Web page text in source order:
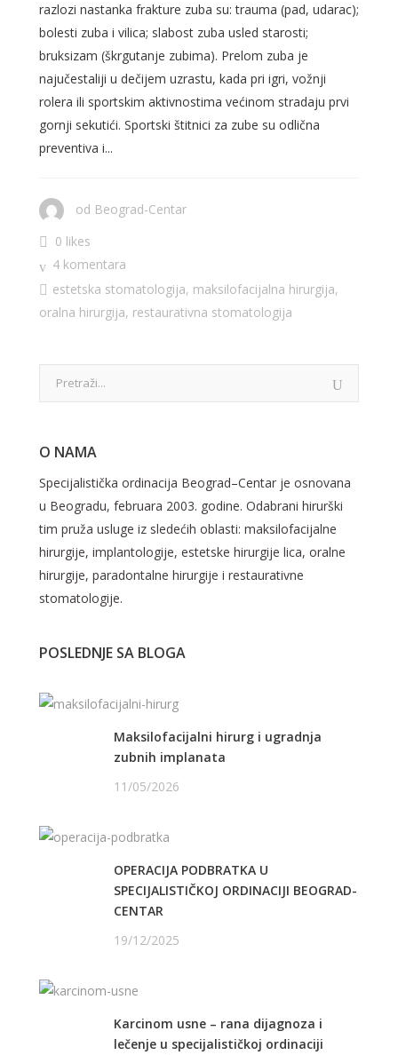
razlozi nastanka frakture zuba su: trauma (pad, udarac);
bolesti zuba i vilica; slabost zuba usled starosti;
bruksizam (škrgutanje zubima). Prelom zuba je
najučestaliji u dečijem uzrastu, kada pri igri, vožnji
rolera ili sportskim aktivnostima većinom stradaju prvi
gornji sekutići. Sportski štitnici za zube su odlična
preventiva i...
od Beograd-Centar
0 likes
4 komentara
estetska stomatologija, maksilofacijalna hirurgija,
oralna hirurgija, restaurativna stomatologija
O NAMA
Specijalistička ordinacija Beograd–Centar je osnovana
u Beogradu, februara 2003. godine. Odabrani hirurški
tim pruža usluge iz sledećih oblasti: maksilofacijalne
hirurgije, implantologije, estetske hirurgije lica, oralne
hirurgije, paradontalne hirurgije i restaurativne
stomatologije.
POSLEDNJE SA BLOGA
Maksilofacijalni hirurg i ugradnja
zubnih implanata
11/05/2026
OPERACIJA PODBRATKA U
SPECIJALISTIČKOJ ORDINACIJI BEOGRAD-
CENTAR
19/12/2025
Karcinom usne – rana dijagnoza i
lečenje u specijalističkoj ordinaciji